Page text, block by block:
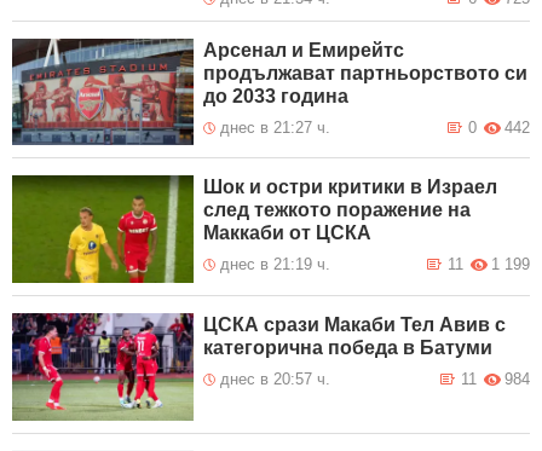
Арсенал и Емирейтс
продължават партньорството си
до 2033 година
днес в 21:27 ч. 442
0
Шок и остри критики в Израел
след тежкото поражение на
Маккаби от ЦСКА
днес в 21:19 ч. 1 199
11
ЦСКА срази Макаби Тел Авив с
категорична победа в Батуми
днес в 20:57 ч. 984
11